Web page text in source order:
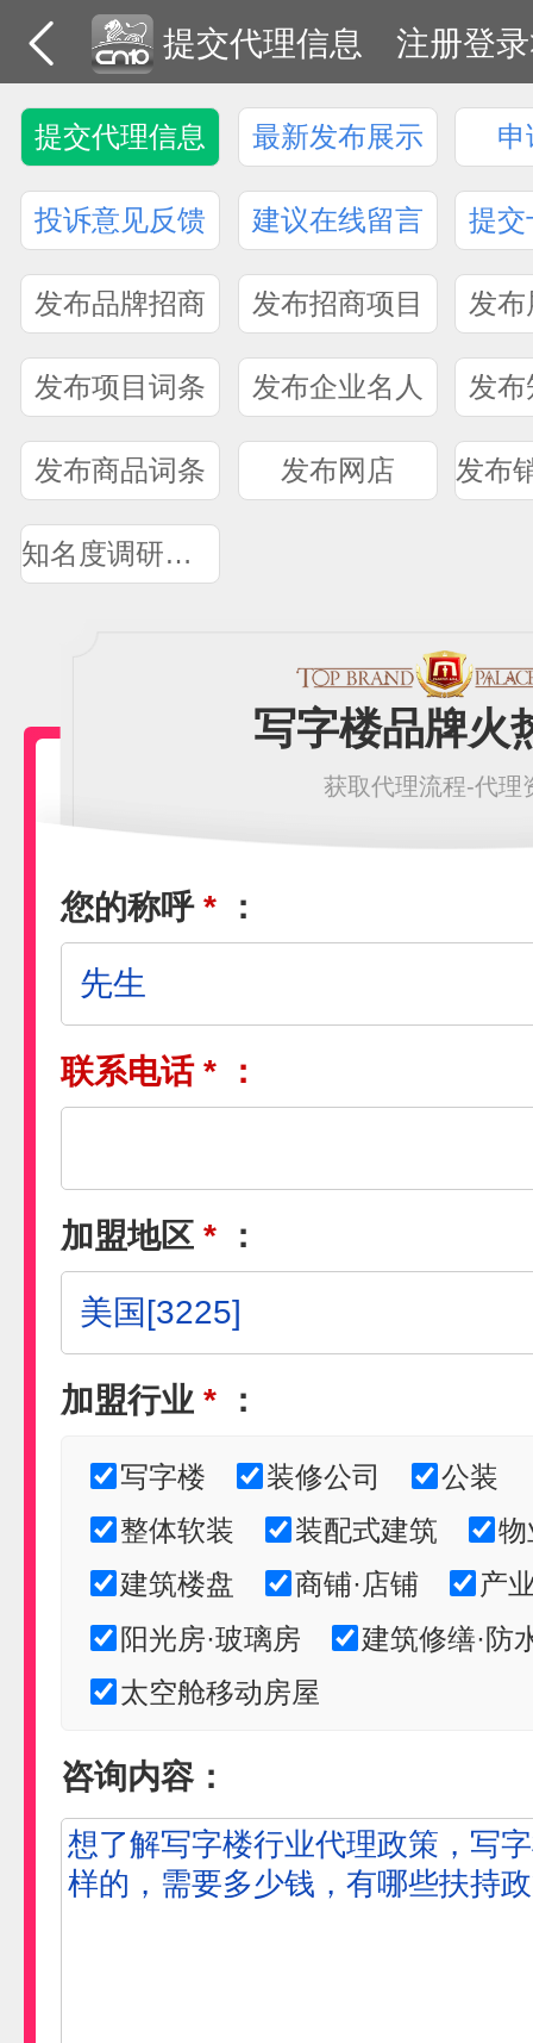
提交代理信息 注册登
提交代理信息 最新发布展示 申
投诉意见反馈 建议在线留言 提交
发布品牌招商 发布招商项目 发
发布项目词条 发布企业名人 发
发布商品词条 发布网店
知名度调研问卷
写字楼品牌火
获取代理流程-代理
您的称呼 * ：
联系电话 * ：
加盟地区 * ：
加盟行业 * ：
写字楼 装修公司
公装
整体软装
装配式建筑
物
建筑楼盘
商铺·店铺
产
阳光房·玻璃房
建筑修缮·防
太空舱移动房屋
咨询内容：